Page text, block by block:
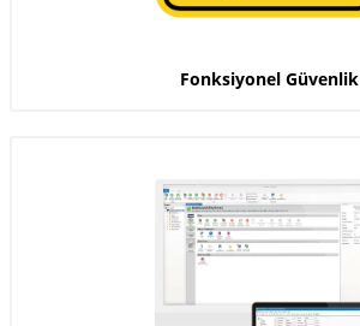
Fonksiyonel Güvenlik